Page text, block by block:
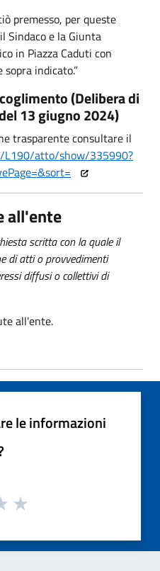
premesso, per queste
Sindaco e la Giunta
in Piazza Caduti con
indicato.”
(Delibera di
13 giugno 2024)
trasparente consultare il
L190/atto/show/335990?
all'ente
scritta con la quale il
di atti o provvedimenti
diffusi o collettivi di
all'ente.
le informazioni